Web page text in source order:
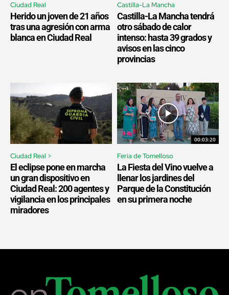
Ciudad Real
Herido un joven de 21 años
tras una agresión con arma
blanca en Ciudad Real
Castilla-La Mancha
Castilla-La Mancha tendrá
otro sábado de calor
intenso: hasta 39 grados y
avisos en las cinco
provincias
Ciudad Real >
El eclipse pone en marcha
un gran dispositivo en
Ciudad Real: 200 agentes y
vigilancia en los principales
miradores
00:03:20
Feria de Tomelloso
La Fiesta del Vino vuelve a
llenar los jardines del
Parque de la Constitución
en su primera noche